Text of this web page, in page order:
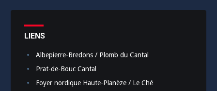
LIENS
Albepierre-Bredons / Plomb du Cantal
Prat-de-Bouc Cantal
Foyer nordique Haute-Planèze / Le Ché